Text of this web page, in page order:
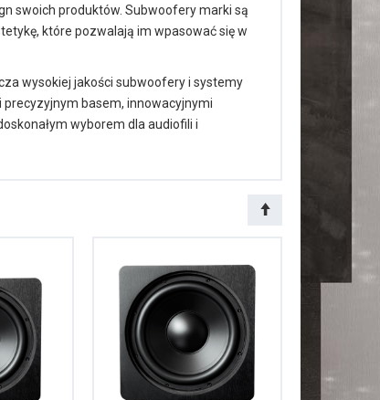
swoich produktów. Subwoofery marki są
które pozwalają im wpasować się w
wysokiej jakości subwoofery i systemy
precyzyjnym basem, innowacyjnymi
wyborem dla audiofili i